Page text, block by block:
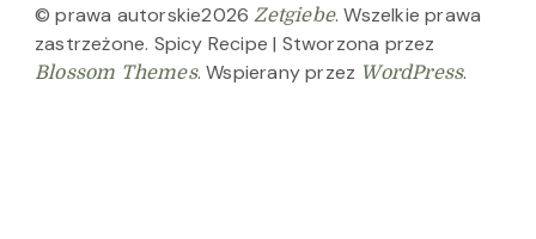
© prawa autorskie2026Zetgiebe. Wszelkie prawa
zastrzeżone. Spicy Recipe | Stworzona przez
Blossom Themes. Wspierany przez WordPress.